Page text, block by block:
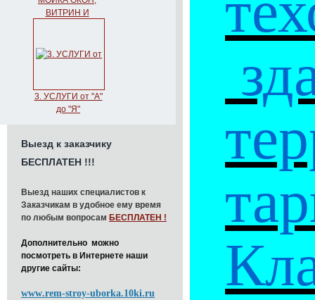
ВИТРИН И
3. УСЛУГИ от "А"
до "Я"
249-79-43 +7 926
536-40-16
Выезд к заказчику
БЕСПЛАТЕН !!!
Выезд наших специалистов к
Заказчикам в удобное ему время
по любым вопросам БЕСПЛАТЕН !
Дополнительно можно
посмотреть в Интернете наши
другие сайты:
www.rem-stroy-uborka.10ki.ru